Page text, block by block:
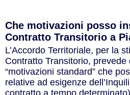
Che motivazioni posso
Contratto Transitorio a
L’Accordo Territoriale, per la
Contratto Transitorio, prevede
“motivazioni standard” che
relative ad esigenze